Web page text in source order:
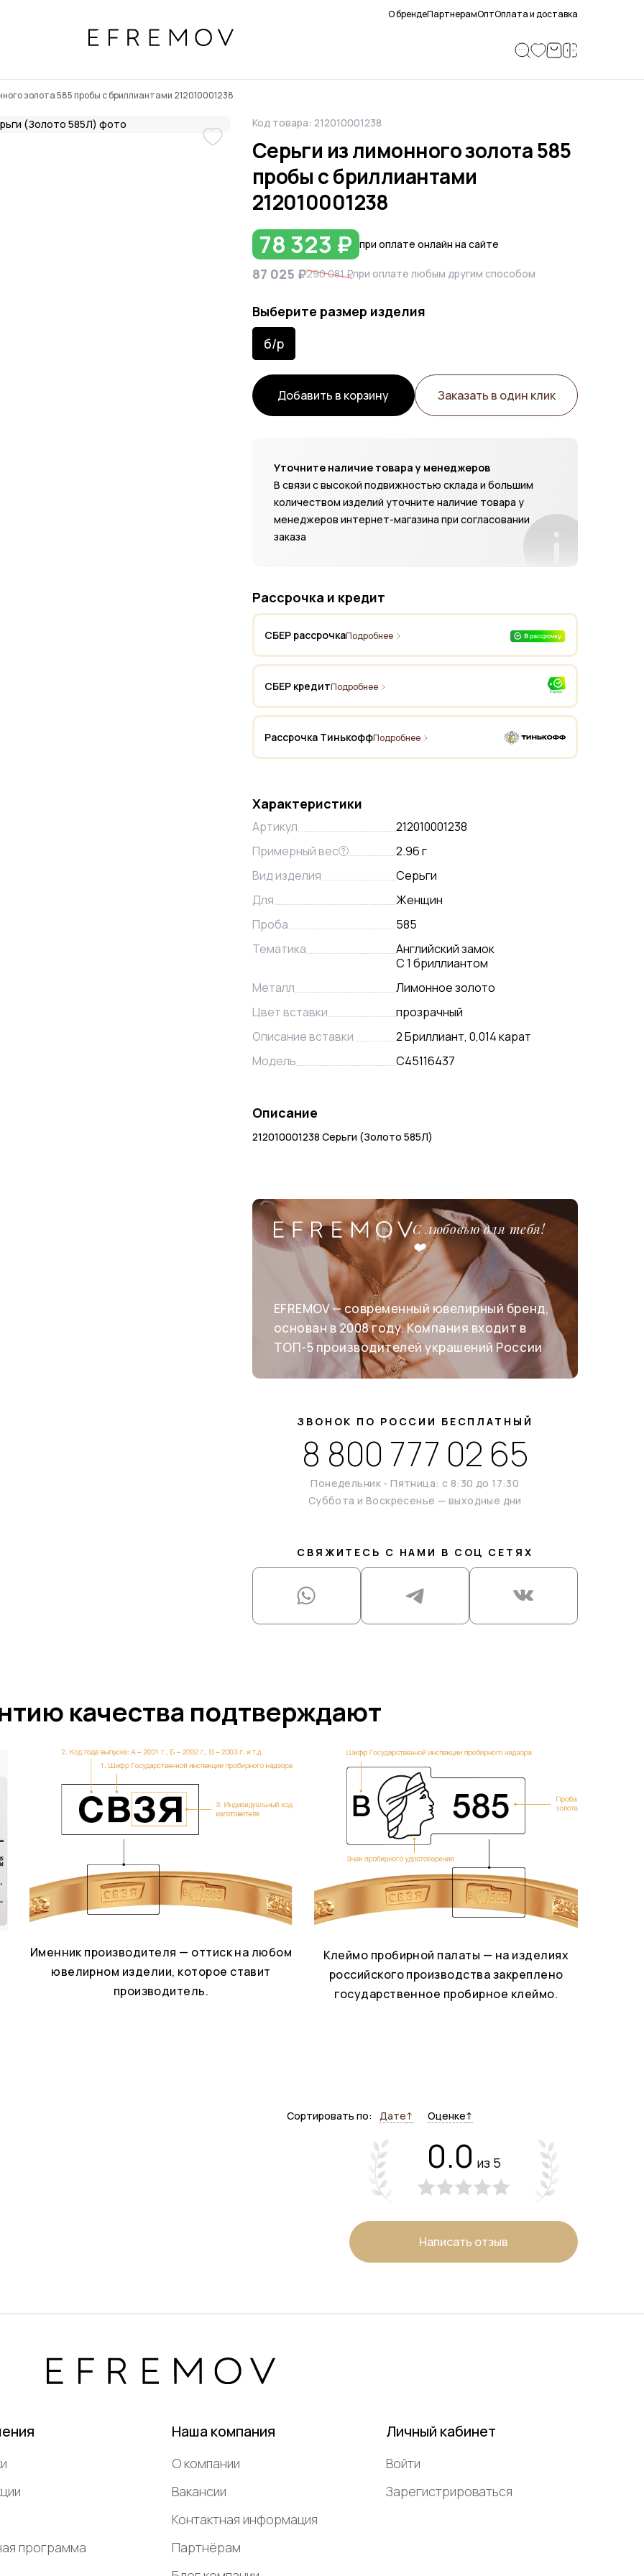
О брендеПартнерамОптОплата и доставка
золота 585 пробы с бриллиантами 212010001238
Код товара: 212010001238
Серьги из лимонного золота 585
пробы с бриллиантами
212010001238
78 323 ₽ при оплате онлайн на сайте
87 025 ₽290 081 ₽при оплате любым другим способом
Выберите размер изделия
б/р
Добавить в корзину Заказать в один клик
Уточните наличие товара у менеджеров
В связи с высокой подвижностью склада и большим
количеством изделий уточните наличие товара у
менеджеров интернет-магазина при согласовании
заказа
Рассрочка и кредит
СБЕР рассрочкаПодробнее
СБЕР кредитПодробнее
Рассрочка ТинькоффПодробнее
Характеристики
Артикул
212010001238
Примерный вес ?
2.96 г
Вид изделия
Серьги
Для
Женщин
Проба
585
Тематика
Английский замок
С 1 бриллиантом
Металл
Лимонное золото
Цвет вставки
прозрачный
Описание вставки
2 Бриллиант, 0,014 карат
Модель
С45116437
Описание
212010001238 Серьги (Золото 585Л)
С любовью для тебя!
❤️
EFREMOV — современный ювелирный бренд,
основан в 2008 году. Компания входит в
ТОП-5 производителей украшений России
ЗВОНОК ПО РОССИИ БЕСПЛАТНЫЙ
8 800 777 02 65
Понедельник - Пятница: с 8:30 до 17:30
Суббота и Воскресенье — выходные дни
СВЯЖИТЕСЬ С НАМИ В СОЦ СЕТЯХ
качества подтверждают
Именник производителя — оттиск на любом
ювелирном изделии, которое ставит
производитель.
Клеймо пробирной палаты — на изделиях
российского производства закреплено
государственное пробирное клеймо.
Сортировать по: Дате↑ Оценке↑
0.0 из 5
Написать отзыв
программа
Наша компания
О компании
Вакансии
Контактная информация
Партнёрам
Личный кабинет
Войти
Зарегистрироваться